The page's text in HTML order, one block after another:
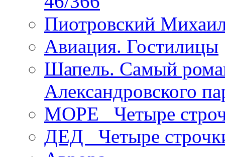
Пиотровский
Авиация. Гостилицы
Шапель. Самый
Александровского
МОРЕ _Четыре
ДЕД _Четыре